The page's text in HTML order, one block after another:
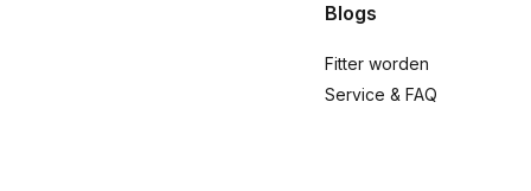
Blogs
Fitter worden
Service & FAQ